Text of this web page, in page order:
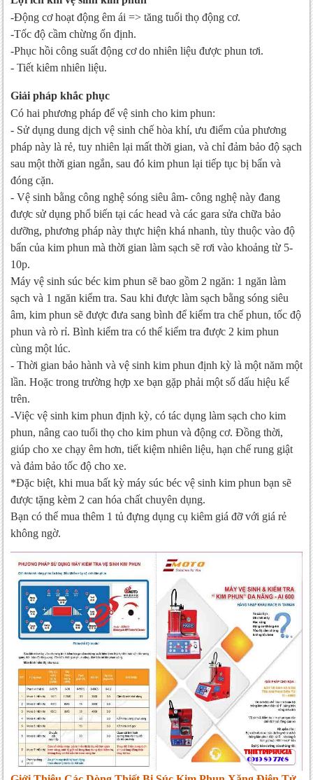
-Động cơ hoạt động êm ái => tăng tuổi thọ động cơ.
-Tốc độ cầm chừng ổn định.
-Phục hồi công suất động cơ do nhiên liệu được phun tơi.
- Tiết kiêm nhiên liệu.
Giải pháp khắc phục
Có hai phương pháp để vệ sinh cho kim phun:
- Sử dụng dung dịch vệ sinh chế hòa khí, ưu điểm của phương
pháp này là rẻ, tuy nhiên lại mất thời gian, và chỉ đảm bảo độ sạch
sau một thời gian ngắn, sau đó kim phun lại tiếp tục bị bẩn và
đóng cặn.
- Vệ sinh bằng công nghệ sóng siêu âm- công nghệ này đang
được sử dụng phổ biến tại các head và các gara sửa chữa bảo
dưỡng, phương pháp này thực hiện khá nhanh, tùy thuộc vào độ
bẩn của kim phun mà thời gian làm sạch sẽ rơi vào khoảng từ 5-
10p.
Máy vệ sinh súc béc kim phun sẽ bao gồm 2 ngăn: 1 ngăn làm
sạch và 1 ngăn kiểm tra. Sau khi được làm sạch bằng sóng siêu
âm, kim phun sẽ được đưa sang bình để kiểm tra chế phun, tốc độ
phun và rò rỉ. Bình kiểm tra có thể kiểm tra được 2 kim phun
cùng một lúc.
- Thời gian bảo hành và vệ sinh kim phun định kỳ là một năm một
lần. Hoặc trong trường hợp xe bạn gặp phải một số dấu hiệu kể
trên.
-Việc vệ sinh kim phun định kỳ, có tác dụng làm sạch cho kim
phun, nâng cao tuổi thọ cho kim phun và động cơ. Đồng thời,
giúp cho xe chạy êm hơn, tiết kiệm nhiên liệu, hạn chế rung giật
và đảm bảo tốc độ cho xe.
*Đặc biệt, khi mua bất kỳ máy súc béc vệ sinh kim phun bạn sẽ
được tặng kèm 2 can hóa chất chuyên dụng.
Bạn có thể mua thêm 1 tủ đựng dụng cụ kiêm giá đỡ với giá rẻ
không ngờ.